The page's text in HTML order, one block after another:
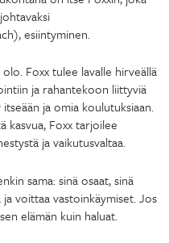
esiintyminen.
Foxx tulee lavalle hirveällä
ja rahantekoon liittyviä
ja omia koulutuksiaan.
kasvua, Foxx tarjoilee
ja vaikutusvaltaa.
sama: sinä osaat, sinä
voittaa vastoinkäymiset. Jos
elämän kuin haluat.